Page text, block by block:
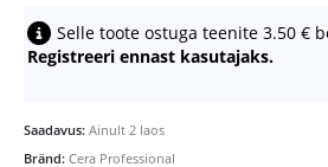
Selle toote ostuga teenite 3.50 €
Registreeri ennast kasutajaks.
Saadavus: Ainult 2 laos
Bränd: Cera Professional